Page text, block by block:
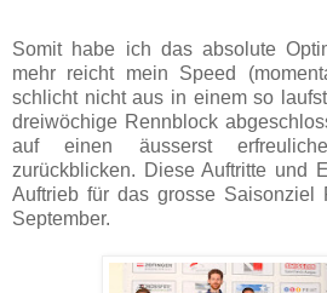
Somit habe ich das absolute
mehr reicht mein Speed
schlicht nicht aus in einem so
dreiwöchige Rennblock
auf einen äusserst
zurückblicken. Diese Auftritte und
Auftrieb für das grosse Saisonziel
September.